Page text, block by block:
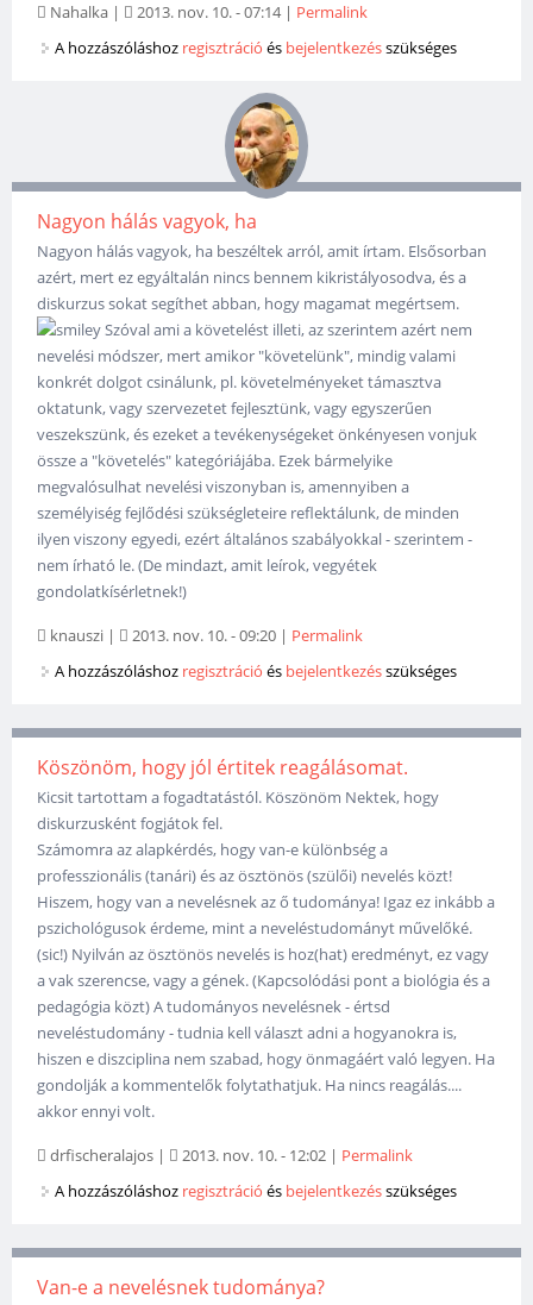
Nahalka | 2013. nov. 10. - 07:14| Permalink
A hozzászóláshoz regisztráció és bejelentkezésszükséges
Nagyon hálás vagyok, ha
Nagyon hálás vagyok, ha beszéltek arról, amit írtam. Elsősorban
azért, mert ez egyáltalán nincs bennem kikristályosodva, és a
diskurzus sokat segíthet abban, hogy magamat megértsem.
Szóval ami a követelést illeti, az szerintem azért nem
nevelési módszer, mert amikor "követelünk", mindig valami
konkrét dolgot csinálunk, pl. követelményeket támasztva
oktatunk, vagy szervezetet fejlesztünk, vagy egyszerűen
veszekszünk, és ezeket a tevékenységeket önkényesen vonjuk
össze a "követelés" kategóriájába. Ezek bármelyike
megvalósulhat nevelési viszonyban is, amennyiben a
személyiség fejlődési szükségleteire reflektálunk, de minden
ilyen viszony egyedi, ezért általános szabályokkal - szerintem -
nem írható le. (De mindazt, amit leírok, vegyétek
gondolatkísérletnek!)
knauszi | 2013. nov. 10. - 09:20 | Permalink
A hozzászóláshoz regisztráció és bejelentkezésszükséges
Köszönöm, hogy jól értitek reagálásomat.
Kicsit tartottam a fogadtatástól. Köszönöm Nektek, hogy
diskurzusként fogjátok fel.
Számomra az alapkérdés, hogy van-e különbség a
professzionális (tanári) és az ösztönös (szülői) nevelés közt!
Hiszem, hogy van a nevelésnek az ő tudománya! Igaz ez inkább a
pszichológusok érdeme, mint a neveléstudományt művelőké.
(sic!) Nyilván az ösztönös nevelés is hoz(hat) eredményt, ez vagy
a vak szerencse, vagy a gének. (Kapcsolódási pont a biológia és a
pedagógia közt) A tudományos nevelésnek - értsd
neveléstudomány - tudnia kell választ adni a hogyanokra is,
hiszen e diszciplina nem szabad, hogy önmagáért való legyen. Ha
gondolják a kommentelők folytathatjuk. Ha nincs reagálás....
akkor ennyi volt.
drfischeralajos | 2013. nov. 10. - 12:02 | Permalink
A hozzászóláshoz regisztráció és bejelentkezésszükséges
Van-e a nevelésnek tudománya?